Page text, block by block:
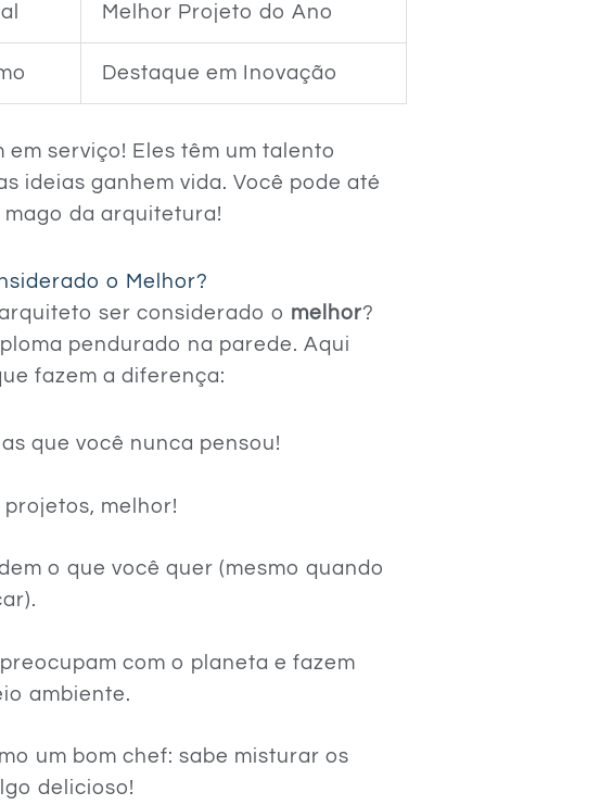
Melhor Projeto do Ano
Destaque em Inovação
serviço! Eles têm um talento
ideias ganhem vida. Você pode até
da arquitetura!
o Melhor?
ser considerado o melhor?
pendurado na parede. Aqui
fazem a diferença:
que você nunca pensou!
projetos, melhor!
o que você quer (mesmo quando
com o planeta e fazem
ambiente.
um bom chef: sabe misturar os
delicioso!